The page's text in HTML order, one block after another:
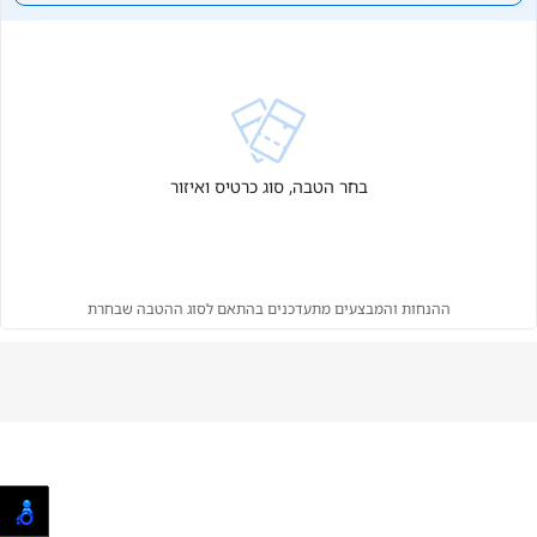
בחר הטבה, סוג כרטיס ואיזור
ההנחות והמבצעים מתעדכנים בהתאם לסוג ההטבה שבחרת